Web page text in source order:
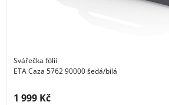
Svářečka fólií
ETA Caza 5762 90000 šedá/bílá
Cena s DPH:
1 999 Kč